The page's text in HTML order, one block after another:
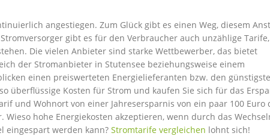
angestiegen. Zum Glück gibt es einen Weg, diesem
gibt es für den Verbraucher auch unzählige
Die vielen Anbieter sind starke Wettbewerber, das bietet
der Stromanbieter in Stutensee beziehungsweise einem
einen preiswerteten Energielieferanten bzw. den
überflüssige Kosten für Strom und kaufen Sie sich für das
und Wohnort von einer Jahresersparnis von ein paar 100 Euro
hohe Energiekosten akzeptieren, wenn durch das
eingespart werden kann? Stromtarife vergleichen lohnt sich!